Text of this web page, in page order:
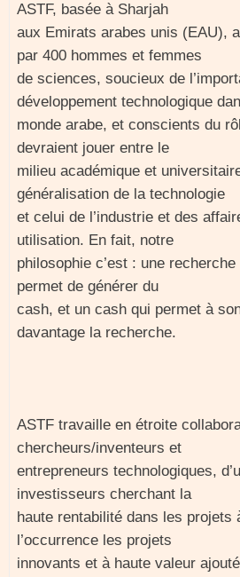
ASTF, basée à Sharjah
aux Emirats arabes unis (EAU),
par 400 hommes et femmes
de sciences, soucieux de
développement technologique
monde arabe, et conscients du
devraient jouer entre le
milieu académique et
généralisation de la technologie
et celui de l’industrie et des
utilisation. En fait, notre
philosophie c’est : une
permet de générer du
cash, et un cash qui permet à
davantage la recherche.
ASTF travaille en étroite
chercheurs/inventeurs et
entrepreneurs technologiques,
investisseurs cherchant la
haute rentabilité dans les projets
l’occurrence les projets
innovants et à haute valeur